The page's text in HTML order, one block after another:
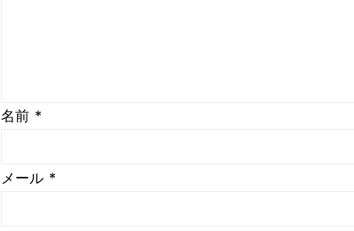
名前 *
メール *